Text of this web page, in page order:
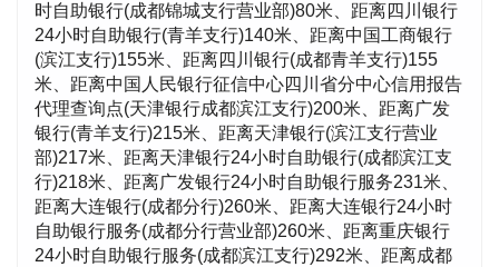
时自助银行(成都锦城支行营业部)80米、距离四川银行
24小时自助银行(青羊支行)140米、距离中国工商银行
(滨江支行)155米、距离四川银行(成都青羊支行)155
米、距离中国人民银行征信中心四川省分中心信用报告
代理查询点(天津银行成都滨江支行)200米、距离广发
银行(青羊支行)215米、距离天津银行(滨江支行营业
部)217米、距离天津银行24小时自助银行(成都滨江支
行)218米、距离广发银行24小时自助银行服务231米、
距离大连银行(成都分行)260米、距离大连银行24小时
自助银行服务(成都分行营业部)260米、距离重庆银行
24小时自助银行服务(成都滨江支行)292米、距离成都